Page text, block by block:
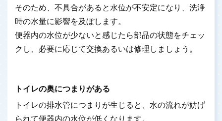
そのため、不具合があると水位が不安定になり、洗浄
時の水量に影響を及ぼします。
便器内の水位が少ないと感じたら部品の状態をチェッ
クし、必要に応じて交換あるいは修理しましょう。
トイレの奥につまりがある
トイレの排水管につまりが生じると、水の流れが妨げ
られて便器内の水位が低くなります。